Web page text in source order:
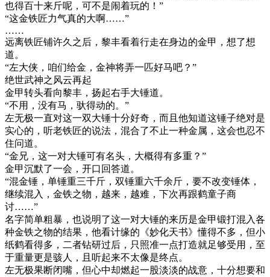
也得百十来斤呢，可不是闹着玩的！”
“这金铁匠力气真的大啊……”
……
远离铁匠铺许久之后，黎丰看着行走在身边的金甲，想了想
道。
“左大侠，咱们给金，金神将弄一匹好马吧？”
绝世武神之风云再起
金甲转头看向黎丰，扬起右手大锤道。
“不用，没有马，驮得动的。”
左无极一直对这一双大锤十分好奇，而且他知道这锤子绝对是
实心的，听老铁匠的说法，混合了不止一种金属，这会也忍不
住问道。
“金兄，这一对大锤可有名头，大概得有多重？”
金甲沉默了一会，开口回答道。
“混金锤，单锤重三千斤，双锤重六千余斤，要不改变锤体，
继续混入，金铁之物，越来，越难，下次再跟鹤童子商
讨……”
名字简单粗暴，也说明了这一对大锤的来历是金甲锻打混入各
种金铁之物的结果，他看计缘的《妙化天书》懂得不多，但小
纸鹤看得多，二者钻研过后，只照准一点打造就足够受用，至
于重量更是骇人，且听起来不太像是终点。
左无极果断闭嘴，但心中却燃起一股淡淡的战意，十分想要和